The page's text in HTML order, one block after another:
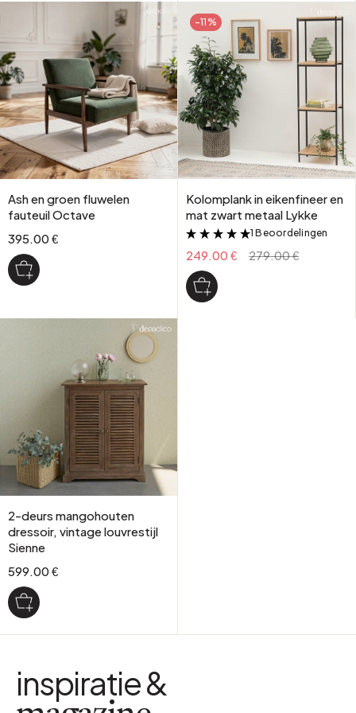
Ash en groen fluwelen
fauteuil Octave
395.00 €
-11%
Kolomplank in eikenfineer en
mat zwart metaal Lykke
&
1 Beoordelingen
249.00 € 279.00 €
2-deurs mangohouten
dressoir, vintage louvrestijl
Sienne
599.00 €
inspiratie &